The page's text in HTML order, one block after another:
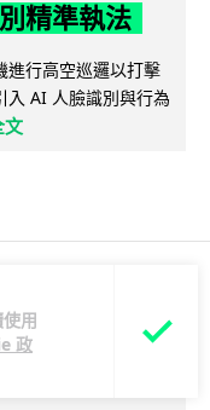
用
政
精準執法
進行高空巡邏以打擊
入 AI 人臉識別與行為
文